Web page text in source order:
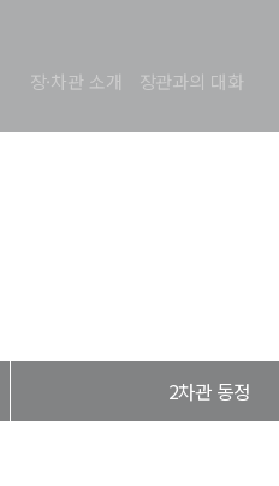
장·차관 소개 장관과의 대화
2차관 동정